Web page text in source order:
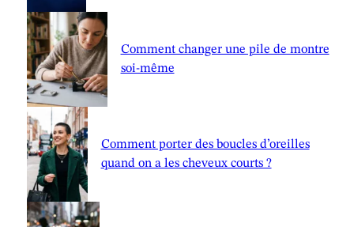
Comment changer une pile de montre
soi-même
Comment porter des boucles d’oreilles
quand on a les cheveux courts ?